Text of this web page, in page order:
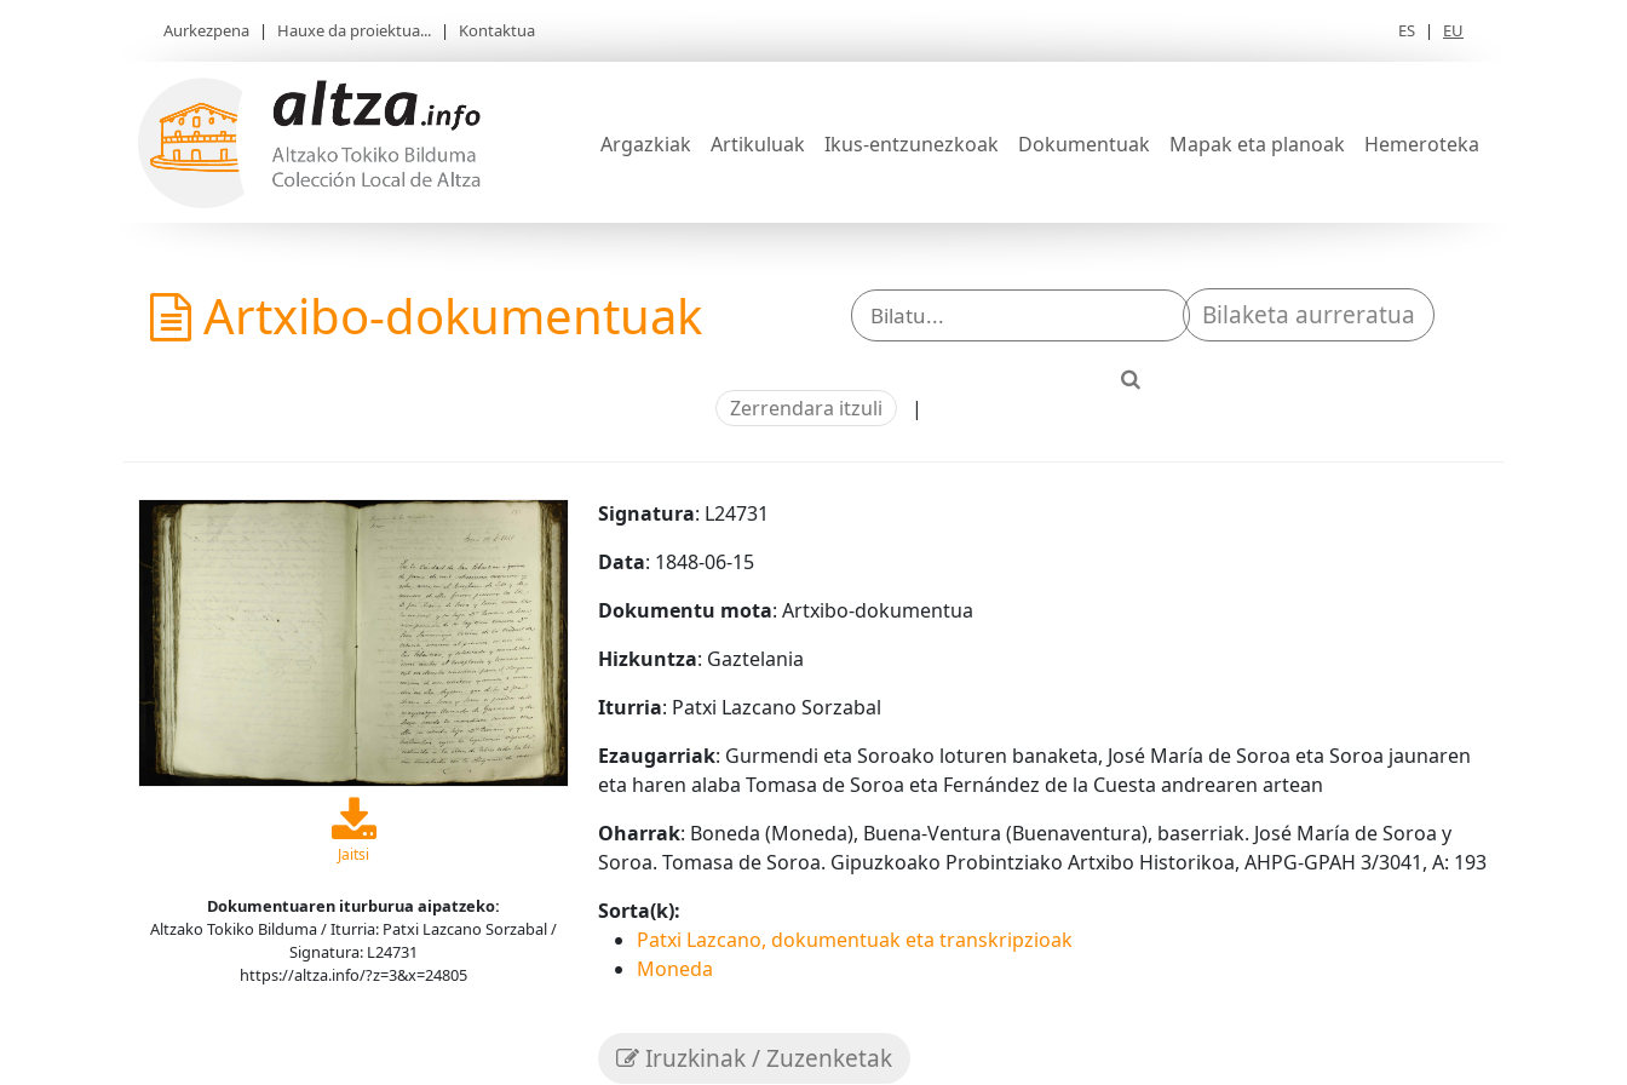
Aurkezpena | Hauxe da proiektua... | Kontaktua ES | EU
Argazkiak Artikuluak Ikus-entzunezkoak Dokumentuak Mapak eta planoak Hemeroteka
Artxibo-dokumentuak Bilaketa aurreratua
Zerrendara itzuli |
Jaitsi
Dokumentuaren iturburua aipatzeko:
Altzako Tokiko Bilduma / Iturria: Patxi Lazcano Sorzabal /
Signatura: L24731
https://altza.info/?z=3&x=24805
Signatura: L24731
Data: 1848-06-15
Dokumentu mota: Artxibo-dokumentua
Hizkuntza: Gaztelania
Iturria: Patxi Lazcano Sorzabal
Ezaugarriak: Gurmendi eta Soroako loturen banaketa, José María de Soroa eta Soroa jaunaren
eta haren alaba Tomasa de Soroa eta Fernández de la Cuesta andrearen artean
Oharrak: Boneda (Moneda), Buena-Ventura (Buenaventura), baserriak. José María de Soroa y
Soroa. Tomasa de Soroa. Gipuzkoako Probintziako Artxibo Historikoa, AHPG-GPAH 3/3041, A: 193
Sorta(k):
Patxi Lazcano, dokumentuak eta transkripzioak
Moneda
Iruzkinak / Zuzenketak